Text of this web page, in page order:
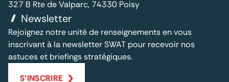
327 B Rte de Valparc, 74330 Poisy
Newsletter
Rejoignez notre unité de renseignements en vous
inscrivant à la newsletter SWAT pour recevoir nos
astuces et briefings stratégiques.
S'INSCRIRE